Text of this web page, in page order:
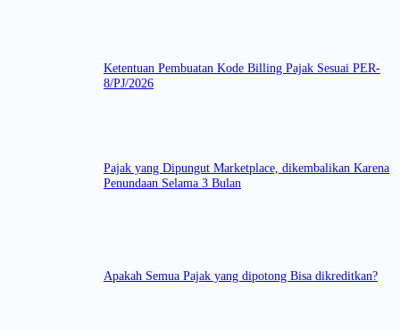
Ketentuan Pembuatan Kode Billing Pajak Sesuai PER-
8/PJ/2026
Pajak yang Dipungut Marketplace, dikembalikan Karena
Penundaan Selama 3 Bulan
Apakah Semua Pajak yang dipotong Bisa dikreditkan?